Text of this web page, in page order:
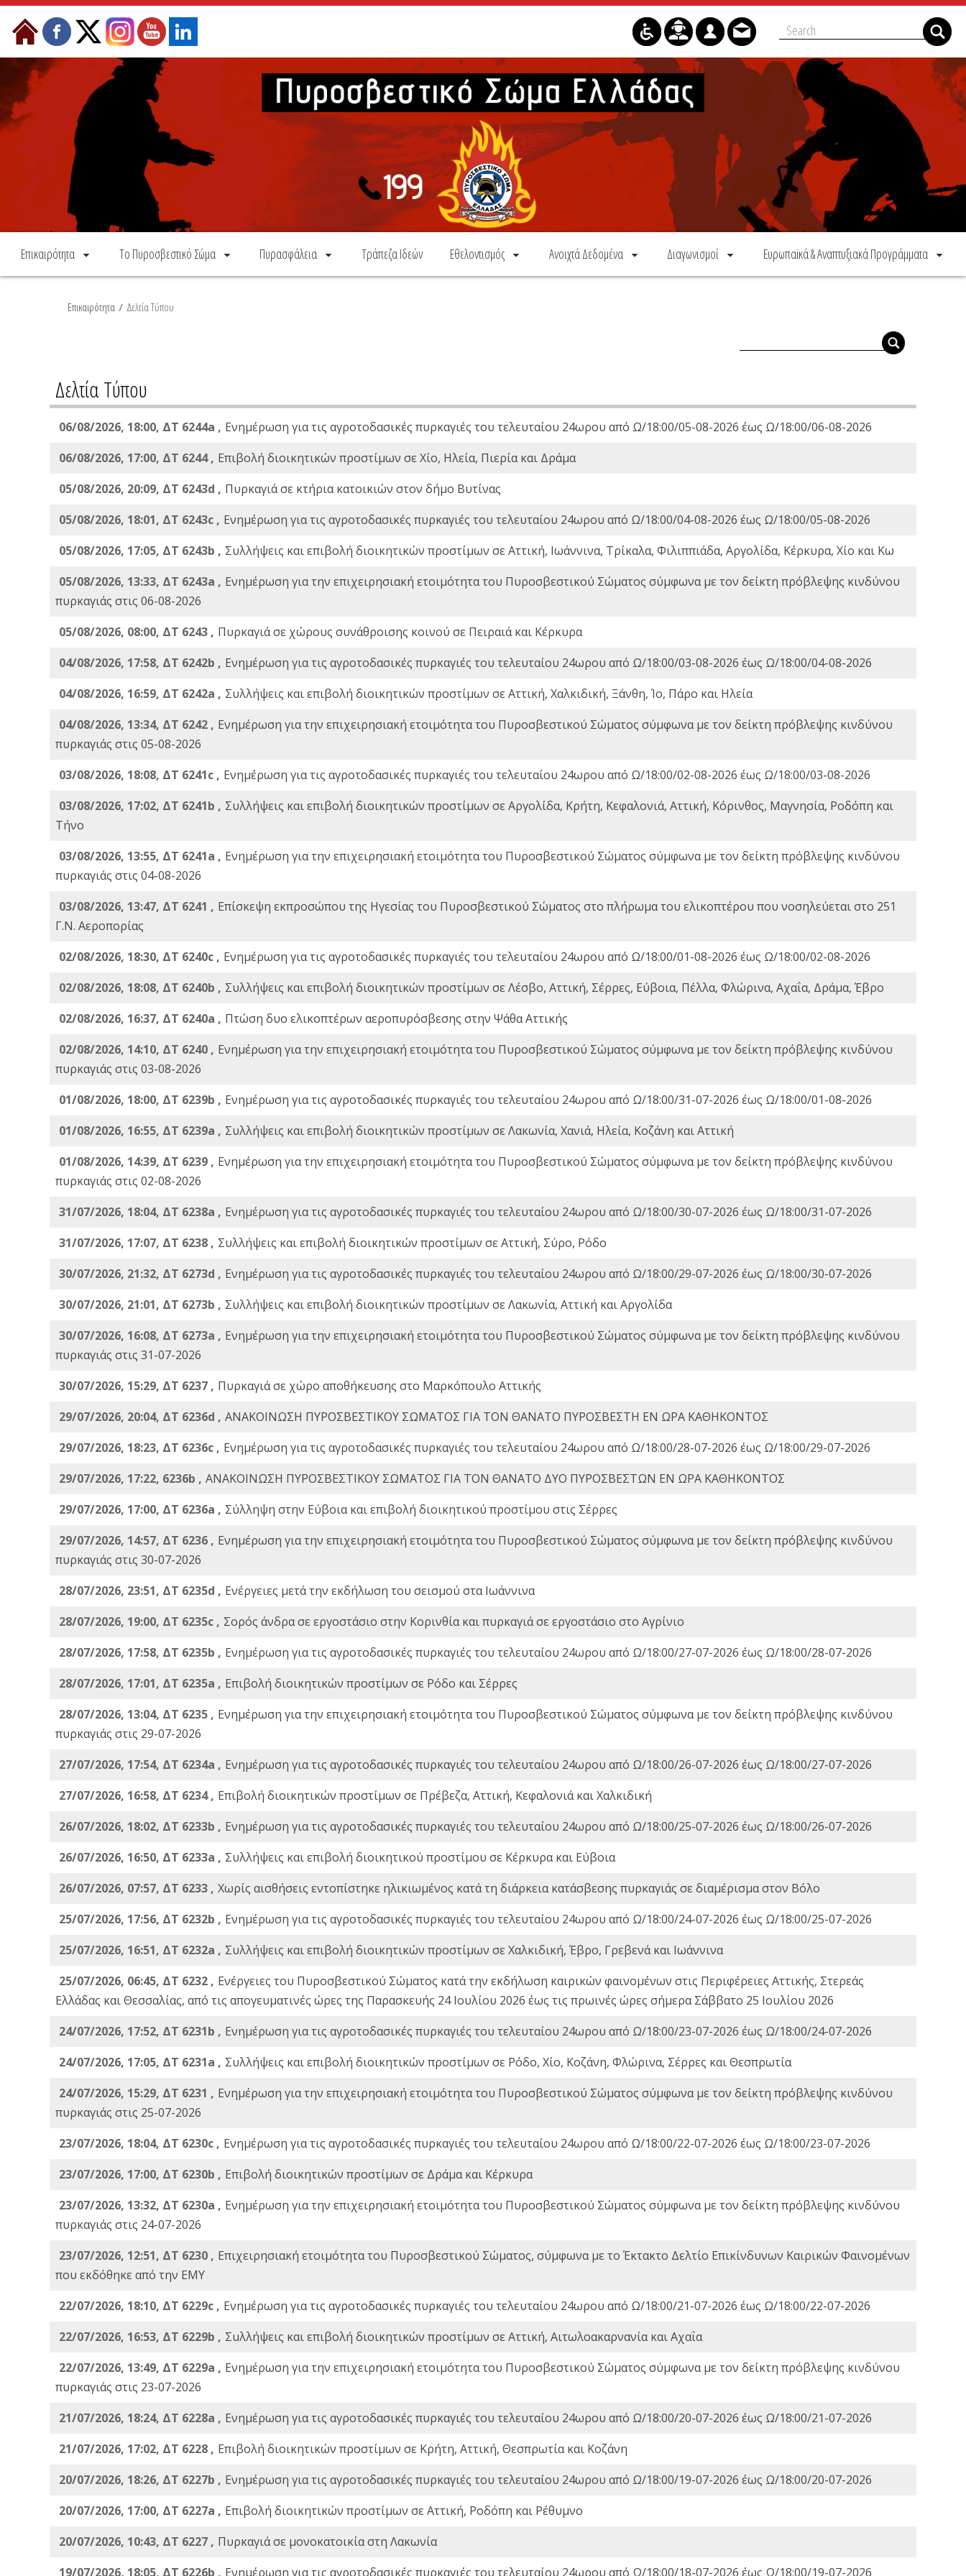
Skip to Content
Επικαιρότητα Το Πυροσβεστικό Σώμα Πυρασφάλεια Τράπεζα Ιδεών Εθελοντισμός Ανοιχτά Δεδομένα Διαγωνισμοί Ευρωπαϊκά & Αναπτυξιακά Προγράμματα
Επικαιρότητα / Δελτία Τύπου
Δελτία Τύπου
06/08/2026, 18:00, ΔΤ 6244a , Ενημέρωση για τις αγροτοδασικές πυρκαγιές του τελευταίου 24ωρου από Ω/18:00/05-08-2026 έως Ω/18:00/06-08-2026
06/08/2026, 17:00, ΔΤ 6244 , Επιβολή διοικητικών προστίμων σε Χίο, Ηλεία, Πιερία και Δράμα
05/08/2026, 20:09, ΔΤ 6243d , Πυρκαγιά σε κτήρια κατοικιών στον δήμο Βυτίνας
05/08/2026, 18:01, ΔΤ 6243c , Ενημέρωση για τις αγροτοδασικές πυρκαγιές του τελευταίου 24ωρου από Ω/18:00/04-08-2026 έως Ω/18:00/05-08-2026
05/08/2026, 17:05, ΔΤ 6243b , Συλλήψεις και επιβολή διοικητικών προστίμων σε Αττική, Ιωάννινα, Τρίκαλα, Φιλιππιάδα, Αργολίδα, Κέρκυρα, Χίο και Κω
05/08/2026, 13:33, ΔΤ 6243a , Ενημέρωση για την επιχειρησιακή ετοιμότητα του Πυροσβεστικού Σώματος σύμφωνα με τον δείκτη πρόβλεψης κινδύνου
πυρκαγιάς στις 06-08-2026
05/08/2026, 08:00, ΔΤ 6243 , Πυρκαγιά σε χώρους συνάθροισης κοινού σε Πειραιά και Κέρκυρα
04/08/2026, 17:58, ΔΤ 6242b , Ενημέρωση για τις αγροτοδασικές πυρκαγιές του τελευταίου 24ωρου από Ω/18:00/03-08-2026 έως Ω/18:00/04-08-2026
04/08/2026, 16:59, ΔΤ 6242a , Συλλήψεις και επιβολή διοικητικών προστίμων σε Αττική, Χαλκιδική, Ξάνθη, Ίο, Πάρο και Ηλεία
04/08/2026, 13:34, ΔΤ 6242 , Ενημέρωση για την επιχειρησιακή ετοιμότητα του Πυροσβεστικού Σώματος σύμφωνα με τον δείκτη πρόβλεψης κινδύνου
πυρκαγιάς στις 05-08-2026
03/08/2026, 18:08, ΔΤ 6241c , Ενημέρωση για τις αγροτοδασικές πυρκαγιές του τελευταίου 24ωρου από Ω/18:00/02-08-2026 έως Ω/18:00/03-08-2026
03/08/2026, 17:02, ΔΤ 6241b , Συλλήψεις και επιβολή διοικητικών προστίμων σε Αργολίδα, Κρήτη, Κεφαλονιά, Αττική, Κόρινθος, Μαγνησία, Ροδόπη και
Τήνο
03/08/2026, 13:55, ΔΤ 6241a , Ενημέρωση για την επιχειρησιακή ετοιμότητα του Πυροσβεστικού Σώματος σύμφωνα με τον δείκτη πρόβλεψης κινδύνου
πυρκαγιάς στις 04-08-2026
03/08/2026, 13:47, ΔΤ 6241 , Επίσκεψη εκπροσώπου της Ηγεσίας του Πυροσβεστικού Σώματος στο πλήρωμα του ελικοπτέρου που νοσηλεύεται στο 251
Γ.Ν. Αεροπορίας
02/08/2026, 18:30, ΔΤ 6240c , Ενημέρωση για τις αγροτοδασικές πυρκαγιές του τελευταίου 24ωρου από Ω/18:00/01-08-2026 έως Ω/18:00/02-08-2026
02/08/2026, 18:08, ΔΤ 6240b , Συλλήψεις και επιβολή διοικητικών προστίμων σε Λέσβο, Αττική, Σέρρες, Εύβοια, Πέλλα, Φλώρινα, Αχαΐα, Δράμα, Έβρο
02/08/2026, 16:37, ΔΤ 6240a , Πτώση δυο ελικοπτέρων αεροπυρόσβεσης στην Ψάθα Αττικής
02/08/2026, 14:10, ΔΤ 6240 , Ενημέρωση για την επιχειρησιακή ετοιμότητα του Πυροσβεστικού Σώματος σύμφωνα με τον δείκτη πρόβλεψης κινδύνου
πυρκαγιάς στις 03-08-2026
01/08/2026, 18:00, ΔΤ 6239b , Ενημέρωση για τις αγροτοδασικές πυρκαγιές του τελευταίου 24ωρου από Ω/18:00/31-07-2026 έως Ω/18:00/01-08-2026
01/08/2026, 16:55, ΔΤ 6239a , Συλλήψεις και επιβολή διοικητικών προστίμων σε Λακωνία, Χανιά, Ηλεία, Κοζάνη και Αττική
01/08/2026, 14:39, ΔΤ 6239 , Ενημέρωση για την επιχειρησιακή ετοιμότητα του Πυροσβεστικού Σώματος σύμφωνα με τον δείκτη πρόβλεψης κινδύνου
πυρκαγιάς στις 02-08-2026
31/07/2026, 18:04, ΔΤ 6238a , Ενημέρωση για τις αγροτοδασικές πυρκαγιές του τελευταίου 24ωρου από Ω/18:00/30-07-2026 έως Ω/18:00/31-07-2026
31/07/2026, 17:07, ΔΤ 6238 , Συλλήψεις και επιβολή διοικητικών προστίμων σε Αττική, Σύρο, Ρόδο
30/07/2026, 21:32, ΔΤ 6273d , Ενημέρωση για τις αγροτοδασικές πυρκαγιές του τελευταίου 24ωρου από Ω/18:00/29-07-2026 έως Ω/18:00/30-07-2026
30/07/2026, 21:01, ΔΤ 6273b , Συλλήψεις και επιβολή διοικητικών προστίμων σε Λακωνία, Αττική και Αργολίδα
30/07/2026, 16:08, ΔΤ 6273a , Ενημέρωση για την επιχειρησιακή ετοιμότητα του Πυροσβεστικού Σώματος σύμφωνα με τον δείκτη πρόβλεψης κινδύνου
πυρκαγιάς στις 31-07-2026
30/07/2026, 15:29, ΔΤ 6237 , Πυρκαγιά σε χώρο αποθήκευσης στο Μαρκόπουλο Αττικής
29/07/2026, 20:04, ΔΤ 6236d , ΑΝΑΚΟΙΝΩΣΗ ΠΥΡΟΣΒΕΣΤΙΚΟΥ ΣΩΜΑΤΟΣ ΓΙΑ ΤΟΝ ΘΑΝΑΤΟ ΠΥΡΟΣΒΕΣΤΗ ΕΝ ΩΡΑ ΚΑΘΗΚΟΝΤΟΣ
29/07/2026, 18:23, ΔΤ 6236c , Ενημέρωση για τις αγροτοδασικές πυρκαγιές του τελευταίου 24ωρου από Ω/18:00/28-07-2026 έως Ω/18:00/29-07-2026
29/07/2026, 17:22, 6236b , ΑΝΑΚΟΙΝΩΣΗ ΠΥΡΟΣΒΕΣΤΙΚΟΥ ΣΩΜΑΤΟΣ ΓΙΑ ΤΟΝ ΘΑΝΑΤΟ ΔΥΟ ΠΥΡΟΣΒΕΣΤΩΝ ΕΝ ΩΡΑ ΚΑΘΗΚΟΝΤΟΣ
29/07/2026, 17:00, ΔΤ 6236a , Σύλληψη στην Εύβοια και επιβολή διοικητικού προστίμου στις Σέρρες
29/07/2026, 14:57, ΔΤ 6236 , Ενημέρωση για την επιχειρησιακή ετοιμότητα του Πυροσβεστικού Σώματος σύμφωνα με τον δείκτη πρόβλεψης κινδύνου
πυρκαγιάς στις 30-07-2026
28/07/2026, 23:51, ΔΤ 6235d , Ενέργειες μετά την εκδήλωση του σεισμού στα Ιωάννινα
28/07/2026, 19:00, ΔΤ 6235c , Σορός άνδρα σε εργοστάσιο στην Κορινθία και πυρκαγιά σε εργοστάσιο στο Αγρίνιο
28/07/2026, 17:58, ΔΤ 6235b , Ενημέρωση για τις αγροτοδασικές πυρκαγιές του τελευταίου 24ωρου από Ω/18:00/27-07-2026 έως Ω/18:00/28-07-2026
28/07/2026, 17:01, ΔΤ 6235a , Eπιβολή διοικητικών προστίμων σε Ρόδο και Σέρρες
28/07/2026, 13:04, ΔΤ 6235 , Ενημέρωση για την επιχειρησιακή ετοιμότητα του Πυροσβεστικού Σώματος σύμφωνα με τον δείκτη πρόβλεψης κινδύνου
πυρκαγιάς στις 29-07-2026
27/07/2026, 17:54, ΔΤ 6234a , Ενημέρωση για τις αγροτοδασικές πυρκαγιές του τελευταίου 24ωρου από Ω/18:00/26-07-2026 έως Ω/18:00/27-07-2026
27/07/2026, 16:58, ΔΤ 6234 , Eπιβολή διοικητικών προστίμων σε Πρέβεζα, Αττική, Κεφαλονιά και Χαλκιδική
26/07/2026, 18:02, ΔΤ 6233b , Ενημέρωση για τις αγροτοδασικές πυρκαγιές του τελευταίου 24ωρου από Ω/18:00/25-07-2026 έως Ω/18:00/26-07-2026
26/07/2026, 16:50, ΔΤ 6233a , Συλλήψεις και επιβολή διοικητικού προστίμου σε Κέρκυρα και Εύβοια
26/07/2026, 07:57, ΔΤ 6233 , Χωρίς αισθήσεις εντοπίστηκε ηλικιωμένος κατά τη διάρκεια κατάσβεσης πυρκαγιάς σε διαμέρισμα στον Βόλο
25/07/2026, 17:56, ΔΤ 6232b , Ενημέρωση για τις αγροτοδασικές πυρκαγιές του τελευταίου 24ωρου από Ω/18:00/24-07-2026 έως Ω/18:00/25-07-2026
25/07/2026, 16:51, ΔΤ 6232a , Συλλήψεις και επιβολή διοικητικών προστίμων σε Χαλκιδική, Έβρο, Γρεβενά και Ιωάννινα
25/07/2026, 06:45, ΔΤ 6232 , Ενέργειες του Πυροσβεστικού Σώματος κατά την εκδήλωση καιρικών φαινομένων στις Περιφέρειες Αττικής, Στερεάς
Ελλάδας και Θεσσαλίας, από τις απογευματινές ώρες της Παρασκευής 24 Ιουλίου 2026 έως τις πρωινές ώρες σήμερα Σάββατο 25 Ιουλίου 2026
24/07/2026, 17:52, ΔΤ 6231b , Ενημέρωση για τις αγροτοδασικές πυρκαγιές του τελευταίου 24ωρου από Ω/18:00/23-07-2026 έως Ω/18:00/24-07-2026
24/07/2026, 17:05, ΔΤ 6231a , Συλλήψεις και επιβολή διοικητικών προστίμων σε Ρόδο, Χίο, Κοζάνη, Φλώρινα, Σέρρες και Θεσπρωτία
24/07/2026, 15:29, ΔΤ 6231 , Ενημέρωση για την επιχειρησιακή ετοιμότητα του Πυροσβεστικού Σώματος σύμφωνα με τον δείκτη πρόβλεψης κινδύνου
πυρκαγιάς στις 25-07-2026
23/07/2026, 18:04, ΔΤ 6230c , Ενημέρωση για τις αγροτοδασικές πυρκαγιές του τελευταίου 24ωρου από Ω/18:00/22-07-2026 έως Ω/18:00/23-07-2026
23/07/2026, 17:00, ΔΤ 6230b , Επιβολή διοικητικών προστίμων σε Δράμα και Κέρκυρα
23/07/2026, 13:32, ΔΤ 6230a , Ενημέρωση για την επιχειρησιακή ετοιμότητα του Πυροσβεστικού Σώματος σύμφωνα με τον δείκτη πρόβλεψης κινδύνου
πυρκαγιάς στις 24-07-2026
23/07/2026, 12:51, ΔΤ 6230 , Επιχειρησιακή ετοιμότητα του Πυροσβεστικού Σώματος, σύμφωνα με το Έκτακτο Δελτίο Επικίνδυνων Καιρικών Φαινομένων
που εκδόθηκε από την ΕΜΥ
22/07/2026, 18:10, ΔΤ 6229c , Ενημέρωση για τις αγροτοδασικές πυρκαγιές του τελευταίου 24ωρου από Ω/18:00/21-07-2026 έως Ω/18:00/22-07-2026
22/07/2026, 16:53, ΔΤ 6229b , Σuλλήψεις και επιβολή διοικητικών προστίμων σε Αττική, Αιτωλοακαρνανία και Αχαΐα
22/07/2026, 13:49, ΔΤ 6229a , Ενημέρωση για την επιχειρησιακή ετοιμότητα του Πυροσβεστικού Σώματος σύμφωνα με τον δείκτη πρόβλεψης κινδύνου
πυρκαγιάς στις 23-07-2026
21/07/2026, 18:24, ΔΤ 6228a , Ενημέρωση για τις αγροτοδασικές πυρκαγιές του τελευταίου 24ωρου από Ω/18:00/20-07-2026 έως Ω/18:00/21-07-2026
21/07/2026, 17:02, ΔΤ 6228 , Επιβολή διοικητικών προστίμων σε Κρήτη, Αττική, Θεσπρωτία και Κοζάνη
20/07/2026, 18:26, ΔΤ 6227b , Ενημέρωση για τις αγροτοδασικές πυρκαγιές του τελευταίου 24ωρου από Ω/18:00/19-07-2026 έως Ω/18:00/20-07-2026
20/07/2026, 17:00, ΔΤ 6227a , Επιβολή διοικητικών προστίμων σε Αττική, Ροδόπη και Ρέθυμνο
20/07/2026, 10:43, ΔΤ 6227 , Πυρκαγιά σε μονοκατοικία στη Λακωνία
19/07/2026, 18:05, ΔΤ 6226b , Ενημέρωση για τις αγροτοδασικές πυρκαγιές του τελευταίου 24ωρου από Ω/18:00/18-07-2026 έως Ω/18:00/19-07-2026